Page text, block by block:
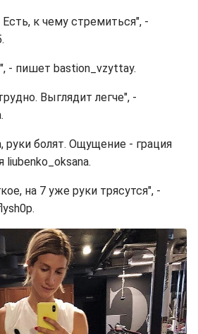
к чему стремиться", -
- пишет bastion_vzyttay.
Выглядит легче", -
руки болят. Ощущение - грация
liubenko_oksana.
на 7 уже руки трясутся", -